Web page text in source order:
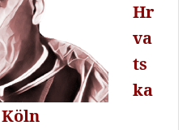
Hr
va
ts
ka